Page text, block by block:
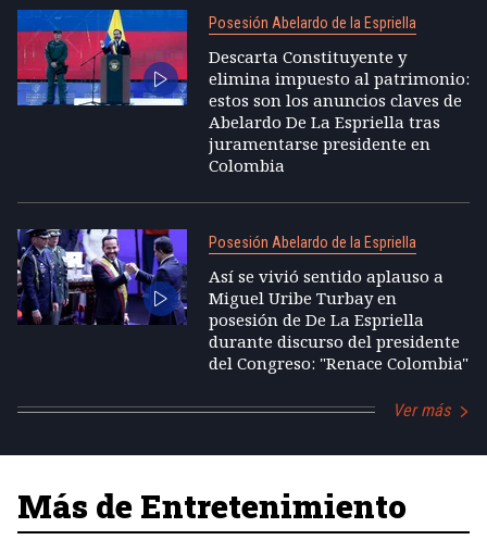
Posesión Abelardo de la Espriella
Descarta Constituyente y
elimina impuesto al patrimonio:
estos son los anuncios claves de
Abelardo De La Espriella tras
juramentarse presidente en
Colombia
Posesión Abelardo de la Espriella
Así se vivió sentido aplauso a
Miguel Uribe Turbay en
posesión de De La Espriella
durante discurso del presidente
del Congreso: "Renace Colombia"
Ver más
Más de Entretenimiento